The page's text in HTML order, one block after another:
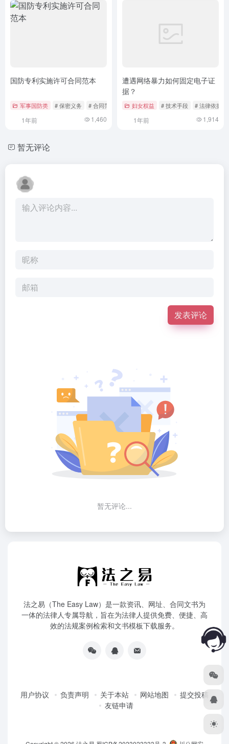
国防专利实施许可合同范本
军事国防类 # 保密义务 # 合同范本 # 国防专利
1年前 1,460
遭遇网络暴力如何固定电子证
据？
妇女权益 # 技术手段 # 法律依据
1年前 1,914
暂无评论
发表评论
暂无评论...
法之易（The Easy Law）是一款资讯、网址、合同文书为
一体的法律人专属导航，旨在为法律人提供免费、便捷、高
效的法规案例检索和文书模板下载服务。
用户协议 负责声明 关于本站 网站地图
提交投稿
友链申请